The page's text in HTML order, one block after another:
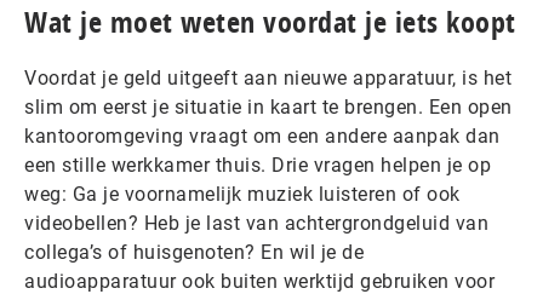
Wat je moet weten voordat je iets koopt
Voordat je geld uitgeeft aan nieuwe apparatuur, is het
slim om eerst je situatie in kaart te brengen. Een open
kantooromgeving vraagt om een andere aanpak dan
een stille werkkamer thuis. Drie vragen helpen je op
weg: Ga je voornamelijk muziek luisteren of ook
videobellen? Heb je last van achtergrondgeluid van
collega’s of huisgenoten? En wil je de
audioapparatuur ook buiten werktijd gebruiken voor